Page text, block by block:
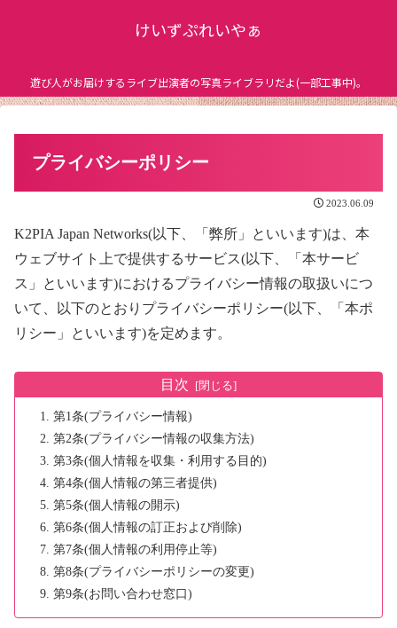
けいずぷれいやぁ
遊び人がお届けするライブ出演者の写真ライブラリだよ(一部工事中)。
プライバシーポリシー
2023.06.09
K2PIA Japan Networks(以下、「弊所」といいます)は、本
ウェブサイト上で提供するサービス(以下、「本サービ
ス」といいます)におけるプライバシー情報の取扱いにつ
いて、以下のとおりプライバシーポリシー(以下、「本ポ
リシー」といいます)を定めます。
目次
第1条(プライバシー情報)
第2条(プライバシー情報の収集方法)
第3条(個人情報を収集・利用する目的)
第4条(個人情報の第三者提供)
第5条(個人情報の開示)
第6条(個人情報の訂正および削除)
第7条(個人情報の利用停止等)
第8条(プライバシーポリシーの変更)
第9条(お問い合わせ窓口)